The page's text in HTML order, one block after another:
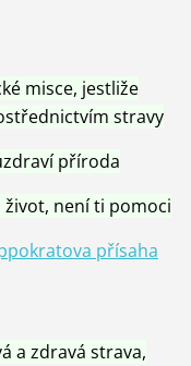
misce, jestliže
stravy
příroda
není ti pomoci
přísaha
a zdravá strava,